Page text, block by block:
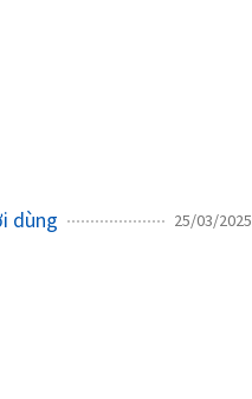
dùng 25/03/2025